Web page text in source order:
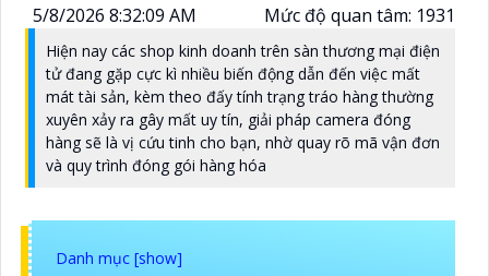
5/8/2026 8:32:09 AM Mức độ quan tâm: 1931
Hiện nay các shop kinh doanh trên sàn thương mại điện
tử đang gặp cực kì nhiều biến động dẫn đến việc mất
mát tài sản, kèm theo đấy tính trạng tráo hàng thường
xuyên xảy ra gây mất uy tín, giải pháp camera đóng
hàng sẽ là vị cứu tinh cho bạn, nhờ quay rõ mã vận đơn
và quy trình đóng gói hàng hóa